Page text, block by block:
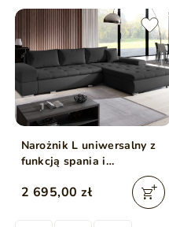
Narożnik L uniwersalny z
funkcją spania i
pojemnikiem Sonia Czarny
2 695,00 zł